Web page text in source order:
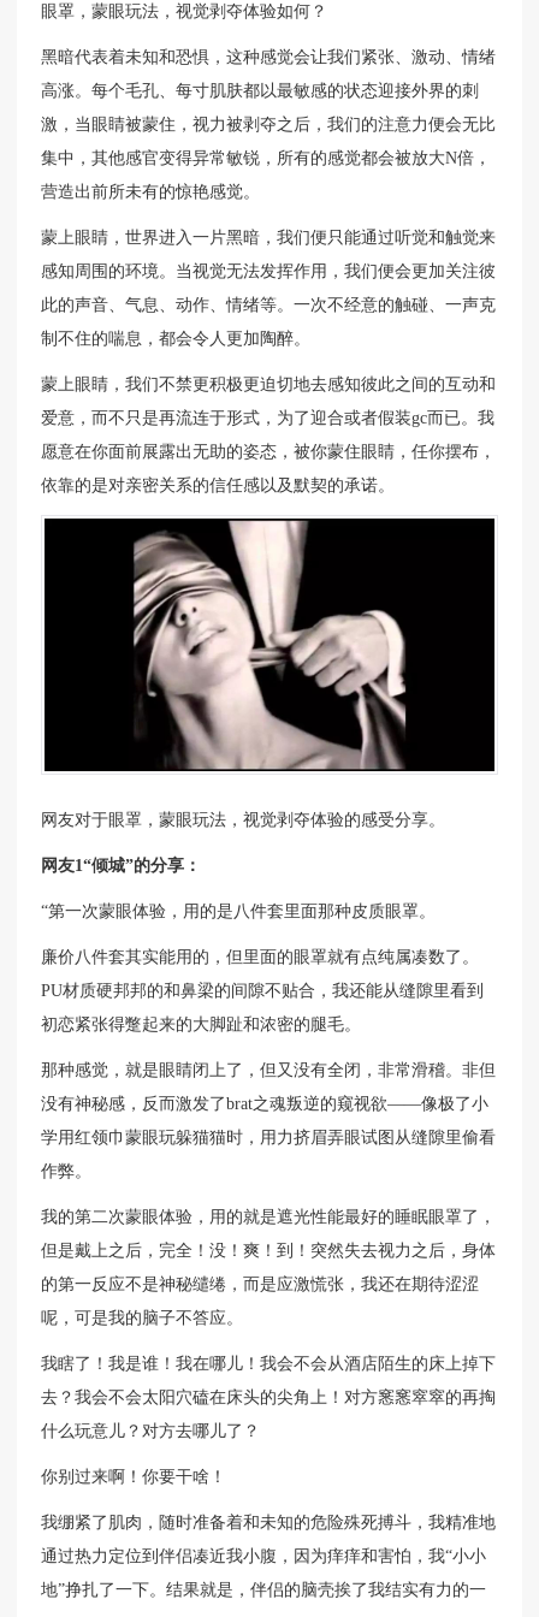
眼罩，蒙眼玩法，视觉剥夺体验如何？
黑暗代表着未知和恐惧，这种感觉会让我们紧张、激动、情绪
高涨。每个毛孔、每寸肌肤都以最敏感的状态迎接外界的刺
激，当眼睛被蒙住，视力被剥夺之后，我们的注意力便会无比
集中，其他感官变得异常敏锐，所有的感觉都会被放大N倍，
营造出前所未有的惊艳感觉。
蒙上眼睛，世界进入一片黑暗，我们便只能通过听觉和触觉来
感知周围的环境。当视觉无法发挥作用，我们便会更加关注彼
此的声音、气息、动作、情绪等。一次不经意的触碰、一声克
制不住的喘息，都会令人更加陶醉。
蒙上眼睛，我们不禁更积极更迫切地去感知彼此之间的互动和
爱意，而不只是再流连于形式，为了迎合或者假装gc而已。我
愿意在你面前展露出无助的姿态，被你蒙住眼睛，任你摆布，
依靠的是对亲密关系的信任感以及默契的承诺。
网友对于眼罩，蒙眼玩法，视觉剥夺体验的感受分享。
网友1“倾城”的分享：
“第一次蒙眼体验，用的是八件套里面那种皮质眼罩。
廉价八件套其实能用的，但里面的眼罩就有点纯属凑数了。
PU材质硬邦邦的和鼻梁的间隙不贴合，我还能从缝隙里看到
初恋紧张得蹩起来的大脚趾和浓密的腿毛。
那种感觉，就是眼睛闭上了，但又没有全闭，非常滑稽。非但
没有神秘感，反而激发了brat之魂叛逆的窥视欲——像极了小
学用红领巾蒙眼玩躲猫猫时，用力挤眉弄眼试图从缝隙里偷看
作弊。
我的第二次蒙眼体验，用的就是遮光性能最好的睡眠眼罩了，
但是戴上之后，完全！没！爽！到！突然失去视力之后，身体
的第一反应不是神秘缱绻，而是应激慌张，我还在期待涩涩
呢，可是我的脑子不答应。
我瞎了！我是谁！我在哪儿！我会不会从酒店陌生的床上掉下
去？我会不会太阳穴磕在床头的尖角上！对方窸窸窣窣的再掏
什么玩意儿？对方去哪儿了？
你别过来啊！你要干啥！
我绷紧了肌肉，随时准备着和未知的危险殊死搏斗，我精准地
通过热力定位到伴侣凑近我小腹，因为痒痒和害怕，我“小小
地”挣扎了一下。结果就是，伴侣的脑壳挨了我结实有力的一